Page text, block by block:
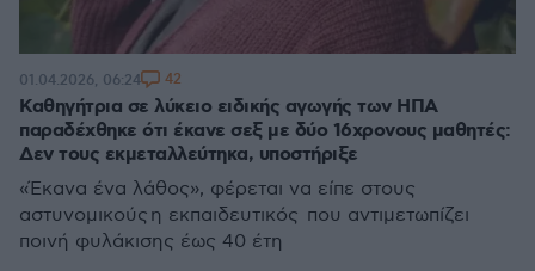
Καθηγήτρια σε λύκειο ειδικής αγωγής των ΗΠΑ
παραδέχθηκε ότι έκανε σεξ με δύο 16χρονους μαθητές:
Δεν τους εκμεταλλεύτηκα, υποστήριξε
«Έκανα ένα λάθος», φέρεται να είπε στους
αστυνομικούς η εκπαιδευτικός που αντιμετωπίζει
ποινή φυλάκισης έως 40 έτη
01.04.2026, 06:24 42